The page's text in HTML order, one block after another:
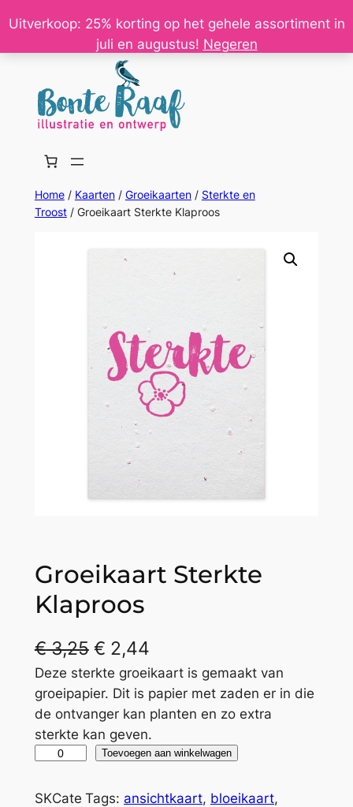
Uitverkoop: 25% korting op het gehele assortiment in
juli en augustus! Negeren
Ga
de
Home/ Kaarten/ Groeikaarten/ Sterkte en
Troost/ Groeikaart Sterkte Klaproos
Groeikaart Sterkte
Klaproos
€3,25 € 2,44
Deze sterkte groeikaart is gemaakt van
groeipapier. Dit is papier met zaden er in die
de ontvanger kan planten en zo extra
sterkte kan geven.
o
Toevoegen aan winkelwagen
t
SKCate Tags: ansichtkaart, bloeikaart